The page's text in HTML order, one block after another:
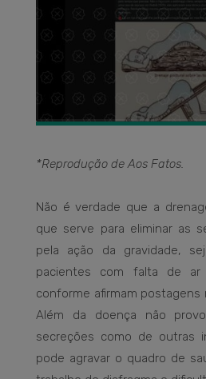
*Reprodução de Aos Fatos.
Não é verdade que a
que serve para eliminar as
pela ação da gravidade,
pacientes com falta de ar
conforme afirmam postagens
Além da doença não
secreções como de outras
pode agravar o quadro de